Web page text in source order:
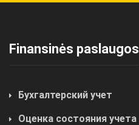
Finansinės paslaugos
Бухгалтерский учет
Оценка состояния учета